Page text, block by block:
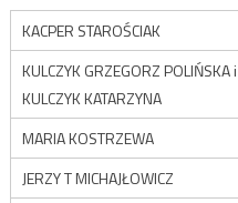
KACPER STAROŚCIAK
KULCZYK GRZEGORZ POLIŃSKA i
KULCZYK KATARZYNA
MARIA KOSTRZEWA
JERZY T MICHAJŁOWICZ